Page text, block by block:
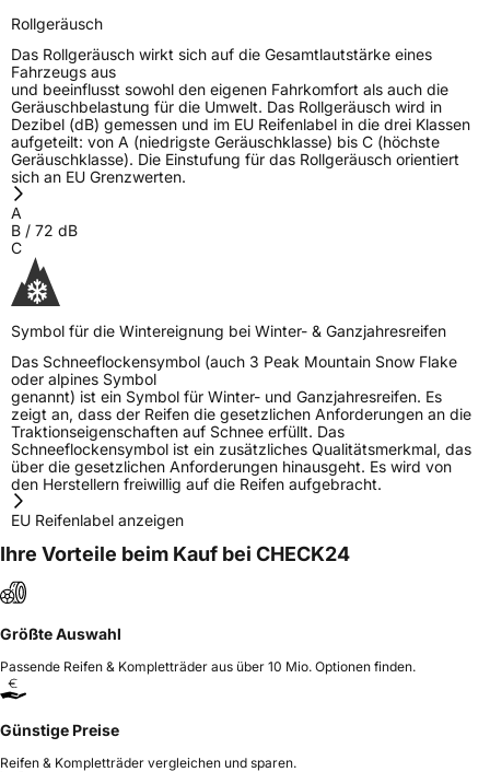
Rollgeräusch
Das Rollgeräusch wirkt sich auf die Gesamtlautstärke eines
Fahrzeugs aus
und beeinflusst sowohl den eigenen Fahrkomfort als auch die
Geräuschbelastung für die Umwelt. Das Rollgeräusch wird in
Dezibel (dB) gemessen und im EU Reifenlabel in die drei Klassen
aufgeteilt: von A (niedrigste Geräuschklasse) bis C (höchste
Geräuschklasse). Die Einstufung für das Rollgeräusch orientiert
sich an EU Grenzwerten.
A
B / 72 dB
C
Symbol für die Wintereignung bei Winter- & Ganzjahresreifen
Das Schneeflockensymbol (auch 3 Peak Mountain Snow Flake
oder alpines Symbol
genannt) ist ein Symbol für Winter- und Ganzjahresreifen. Es
zeigt an, dass der Reifen die gesetzlichen Anforderungen an die
Traktionseigenschaften auf Schnee erfüllt. Das
Schneeflockensymbol ist ein zusätzliches Qualitätsmerkmal, das
über die gesetzlichen Anforderungen hinausgeht. Es wird von
den Herstellern freiwillig auf die Reifen aufgebracht.
EU Reifenlabel anzeigen
Ihre Vorteile beim Kauf bei CHECK24
Größte Auswahl
Passende Reifen & Kompletträder aus über 10 Mio. Optionen finden.
Günstige Preise
Reifen & Kompletträder vergleichen und sparen.